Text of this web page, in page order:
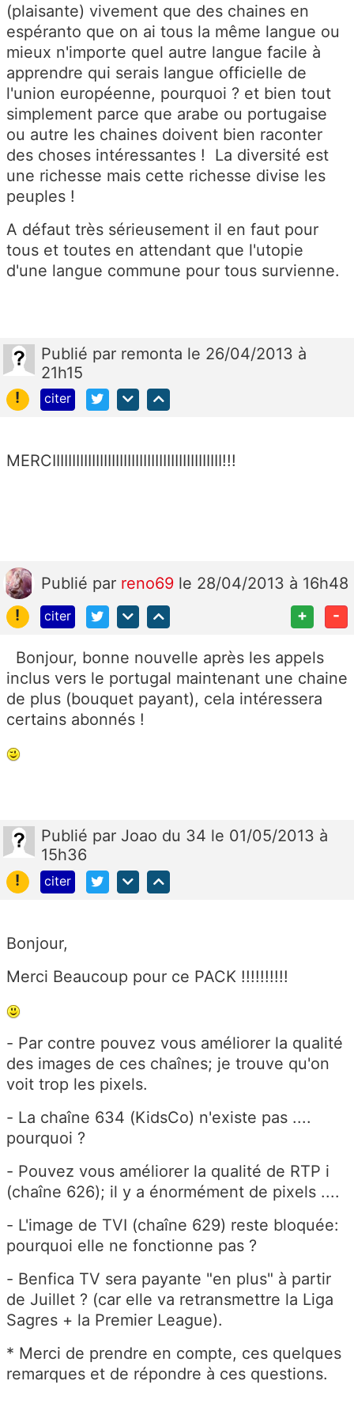
(plaisante) vivement que des chaines en
espéranto que on ai tous la même langue ou
mieux n'importe quel autre langue facile à
apprendre qui serais langue officielle de
l'union européenne, pourquoi ? et bien tout
simplement parce que arabe ou portugaise
ou autre les chaines doivent bien raconter
des choses intéressantes ! La diversité est
une richesse mais cette richesse divise les
peuples !
A défaut très sérieusement il en faut pour
tous et toutes en attendant que l'utopie
d'une langue commune pour tous survienne.
Publié par remonta le 26/04/2013 à
21h15
!
citer
MERCIIIIIIIIIIIIIIIIIIIIIIIIIIIIIIIIIIIIIIIIIII!!!
Publié par reno69 le 28/04/2013 à 16h48
!
citer + -
Bonjour, bonne nouvelle après les appels
inclus vers le portugal maintenant une chaine
de plus (bouquet payant), cela intéressera
certains abonnés !
Publié par Joao du 34 le 01/05/2013 à
15h36
!
citer
Bonjour,
Merci Beaucoup pour ce PACK !!!!!!!!!!
- Par contre pouvez vous améliorer la qualité
des images de ces chaînes; je trouve qu'on
voit trop les pixels.
- La chaîne 634 (KidsCo) n'existe pas ....
pourquoi ?
- Pouvez vous améliorer la qualité de RTP i
(chaîne 626); il y a énormément de pixels ....
- L'image de TVI (chaîne 629) reste bloquée:
pourquoi elle ne fonctionne pas ?
- Benfica TV sera payante "en plus" à partir
de Juillet ? (car elle va retransmettre la Liga
Sagres + la Premier League).
* Merci de prendre en compte, ces quelques
remarques et de répondre à ces questions.